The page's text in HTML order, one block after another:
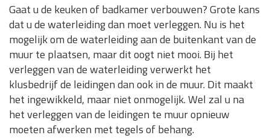
Gaat u de keuken of badkamer verbouwen? Grote kans
dat u de waterleiding dan moet verleggen. Nu is het
mogelijk om de waterleiding aan de buitenkant van de
muur te plaatsen, maar dit oogt niet mooi. Bij het
verleggen van de waterleiding verwerkt het
klusbedrijf de leidingen dan ook in de muur. Dit maakt
het ingewikkeld, maar niet onmogelijk. Wel zal u na
het verleggen van de leidingen te muur opnieuw
moeten afwerken met tegels of behang.